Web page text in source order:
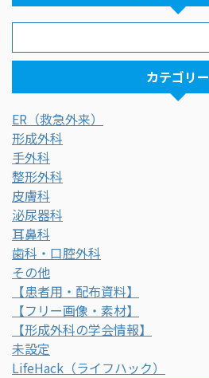
カテゴリー
ER（救急外来）
形成外科
手外科
整形外科
皮膚科
泌尿器科
耳鼻科
歯科・口腔外科
その他
【患者用・配布資料】
【フリー画像・素材】
【形成外科の学会情報】
未設定
LifeHack（ライフハック）